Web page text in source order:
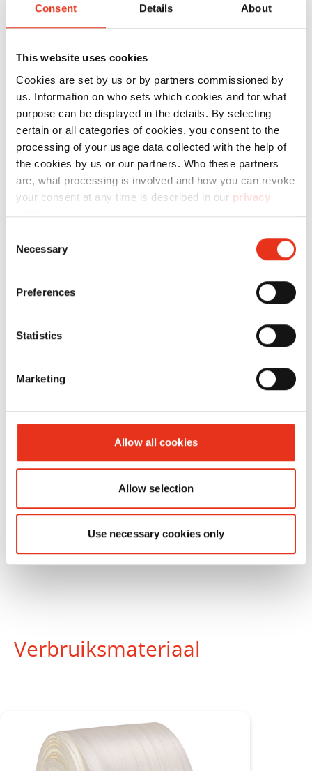
Consent Details About
This website uses cookies
Cookies are set by us or by partners commissioned by
us. Information on who sets which cookies and for what
purpose can be displayed in the details. By selecting
certain or all categories of cookies, you consent to the
processing of your usage data collected with the help of
the cookies by us or our partners. Who these partners
are, what processing is involved and how you can revoke
your consent at any time is described in our privacy
policy.
Selection
Necessary
Preferences
Statistics
Marketing
Allow all cookies
Allow selection
Use necessary cookies only
Productnr.: Perskracht:
Press 60
HSM V-
Press 503
eco
6154104 30 kN
HSM V-
Press 504
60
Verbruiksmateriaal